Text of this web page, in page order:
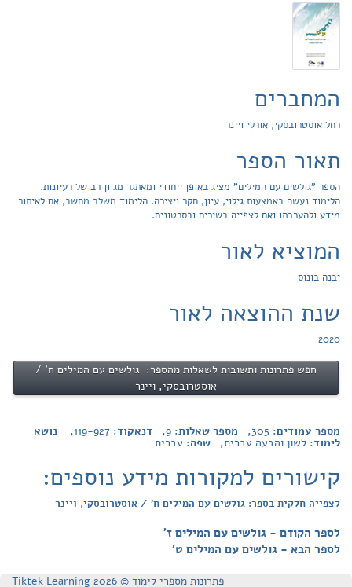
המחברים
רחל אוסטרובסקי, אורלי ויינר
תאור הספר
הספר "גולשים עם המילים" מציג באופן ייחודי ומאתגר מגוון רב של רעיונות.
הלימוד נעשה באמצעות גילוי, עיון, חקר ויצירה. הלימוד משלב מחשב, אם לאיתור
מידע ולהערכתו ואם לצפייה בשירים ובסרטונים.
המוציא לאור
יבנה בונוס
שנת ההוצאה לאור
2020
חפש פתרונות ותשובות לשאלות מהספר: גולשים עם המילים ח' /
אוסטרובסקי, ויינר
מספר עמודים: 305, מספר שאלות: 9, דנאקוד: 119-927, נושא
לימוד: לשון והבעה עברית, שפה: עברית
קישורים למקורות מידע נוספים:
לצפייה חלקית בספר: גולשים עם המילים ח' / אוסטרובסקי, ויינר
לספר הקודם - גולשים עם המילים ז'
לספר הבא - גולשים עם המילים ט'
פתרונות מספרי לימוד © Tiktek Learning 2026